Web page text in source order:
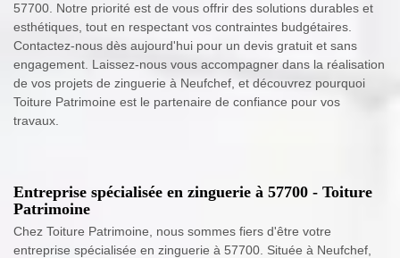
57700. Notre priorité est de vous offrir des solutions durables et
esthétiques, tout en respectant vos contraintes budgétaires.
Contactez-nous dès aujourd'hui pour un devis gratuit et sans
engagement. Laissez-nous vous accompagner dans la réalisation
de vos projets de zinguerie à Neufchef, et découvrez pourquoi
Toiture Patrimoine est le partenaire de confiance pour vos
travaux.
Entreprise spécialisée en zinguerie à 57700 - Toiture
Patrimoine
Chez Toiture Patrimoine, nous sommes fiers d'être votre
entreprise spécialisée en zinguerie à 57700. Située à Neufchef,